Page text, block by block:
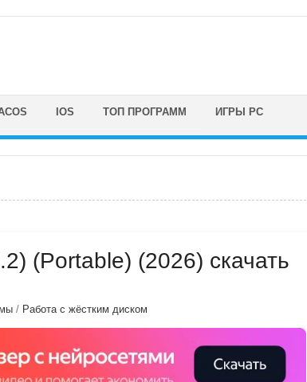
IOS ТОП ПРОГРАММ ИГРЫ PC
(Portable) (2026) скачать
/ Работа с жёстким диском